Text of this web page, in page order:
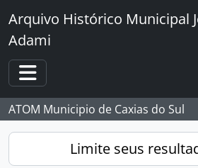
Skip to main content
Arquivo Histórico Municipal
Adami
Toggle navigation
ATOM Municipio de Caxias do Sul
Limite seus